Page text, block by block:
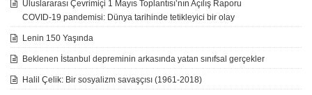
Uluslararası Çevrimiçi 1 Mayıs Toplantısı’nın Açılış Raporu
COVID-19 pandemisi: Dünya tarihinde tetikleyici bir olay
Lenin 150 Yaşında
Beklenen İstanbul depreminin arkasında yatan sınıfsal gerçekler
Halil Çelik: Bir sosyalizm savaşçısı (1961-2018)